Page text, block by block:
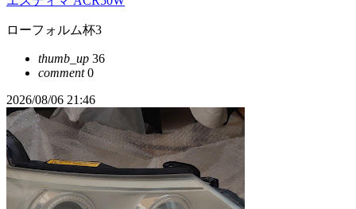
ローフォルム杯3
thumb_up 36
comment0
2026/08/06 21:46